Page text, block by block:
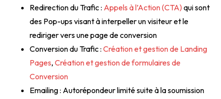
Redirection du Trafic : Appels à l’Action (CTA)qui sont
des Pop-ups visant à interpeller un visiteur et le
rediriger vers une page de conversion
Conversion du Trafic : Création et gestion de Landing
Pages, Création et gestion de formulaires de
Conversion
Emailing : Autorépondeur limité suite à la soumission